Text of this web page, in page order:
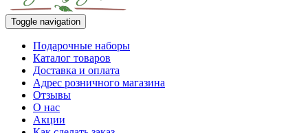
Toggle navigation
Подарочные наборы
Каталог товаров
Доставка и оплата
Адрес розничного магазина
Отзывы
О нас
Акции